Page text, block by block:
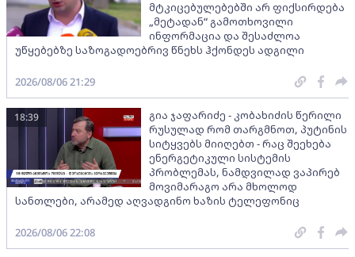
მტკიცებულებებში არ ფიქსირდება
„მეტადან“ გამოთხოვილი
ინფორმაცია და შესაძლოა
უწყებებზე საზოგადოებრივ წნეხს ჰქონდეს ადგილი
2026/08/06 21:29
გია ჯაფარიძე - კობახიძის წერილი
რუსულად რომ თარგმნოთ, პუტინის
სიტყვებს მიიღებთ - რაც შეეხება
ენერგეტიკული სისტემის
პრობლემას, ნამდვილად ვაპირებ
მოვიმარაგო არა მხოლოდ
სანთლები, არამედ აღვადგინო ხაზის ტელეფონიც
18:39
2026/08/06 22:08